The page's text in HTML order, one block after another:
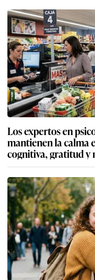
Los expertos en
mantienen la calma
cognitiva, gratitud y